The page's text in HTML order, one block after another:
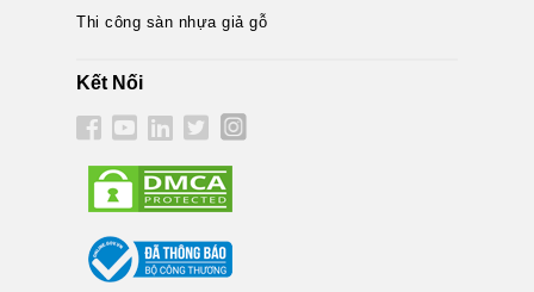
Thi công sàn nhựa giả gỗ
Kết Nối